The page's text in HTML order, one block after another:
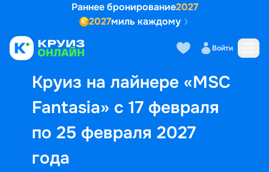
Раннее бронирование2027
2027миль каждому
Войти
Круиз на лайнере «MSC
Fantasia» с 17 февраля
по 25 февраля 2027
года
Выбор кают Маршрут и